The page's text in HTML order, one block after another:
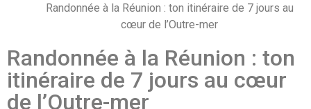
Randonnée à la Réunion : ton itinéraire de 7 jours au
cœur de l’Outre-mer
Randonnée à la Réunion : ton
itinéraire de 7 jours au cœur
de l’Outre-mer